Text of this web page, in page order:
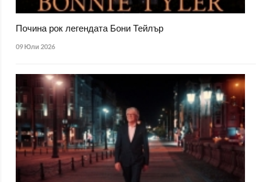
Почина рок легендата Бони Тейлър
09 Юли 2026